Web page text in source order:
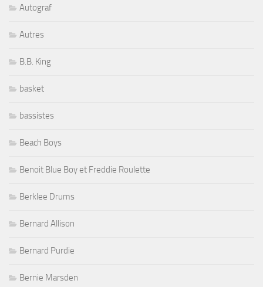
Autograf
Autres
B.B. King
basket
bassistes
Beach Boys
Benoit Blue Boy et Freddie Roulette
Berklee Drums
Bernard Allison
Bernard Purdie
Bernie Marsden